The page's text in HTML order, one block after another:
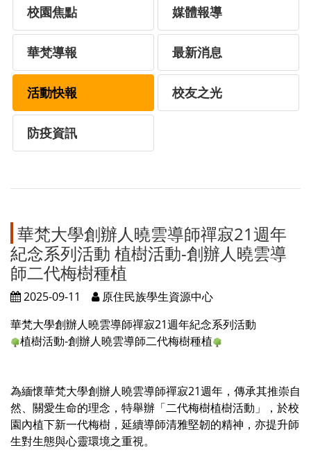
校園焦點 媒體報導
華梵導報 最新消息
活動快報 校友之光
防疫資訊
華梵大學創辦人曉雲導師禪寂21週年
紀念系列活動 植樹活動-創辦人曉雲導
師二代梅樹種植
2025-09-11
原住民族學生資源中心
華梵大學創辦人曉雲導師禪寂21週年紀念系列活動
植樹活動-創辦人曉雲導師二代梅樹種植
為緬懷華梵大學創辦人曉雲導師禪寂21週年，傳承其推崇自
然、關愛生命的理念，特舉辦「二代梅樹植樹活動」，於校
園內植下新一代梅樹，延續導師清雅堅韌的精神，亦提升師
生對生態與心靈環境之重視。